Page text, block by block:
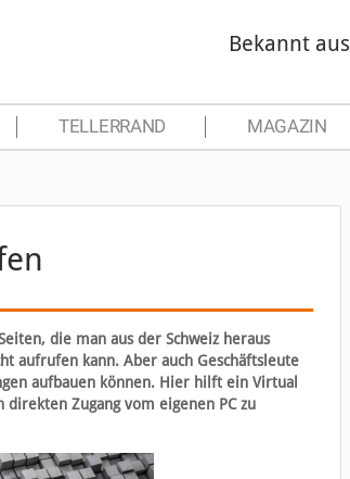
Bekannt aus
TELLERRAND MAGAZIN
die man aus der Schweiz heraus
aufrufen kann. Aber auch Geschäftsleute
aufbauen können. Hier hilft ein Virtual
Zugang vom eigenen PC zu